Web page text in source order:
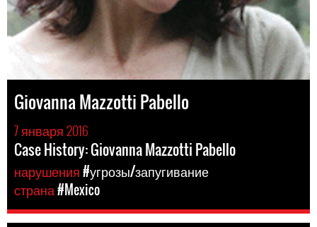
Giovanna Mazzotti Pabello
7 января 2016
Case History: Giovanna Mazzotti Pabello
нарушения#угрозы/запугивание
страна#Mexico